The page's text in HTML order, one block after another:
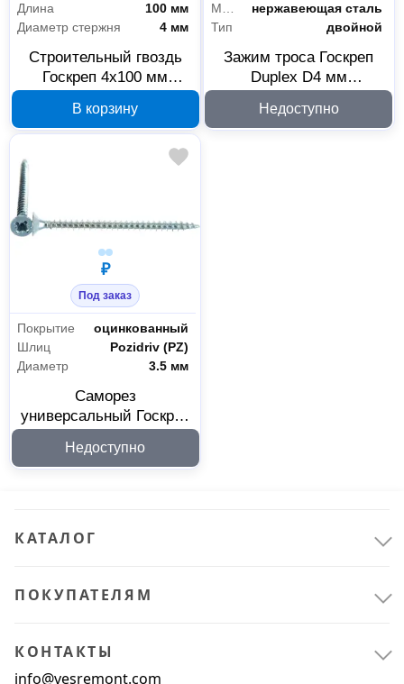
Крепёж
Длина
100 мм
Диаметр стержня
4 мм
Строительный гвоздь
Госкреп 4x100 мм
В корзину
нержавеющая сталь
Тип
двойной
Зажим троса Госкреп
Duplex D4 мм
шт. 090168
Недоступно
₽
Под заказ
Покрытие
оцинкованный
Шлиц
Pozidriv (PZ)
Диаметр
3.5 мм
Саморез
универсальный Госкреп
Недоступно
КАТАЛОГ
ПОКУПАТЕЛЯМ
КОНТАКТЫ
info@vesremont.com